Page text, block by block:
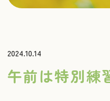
2024.10.14
午前は特別練